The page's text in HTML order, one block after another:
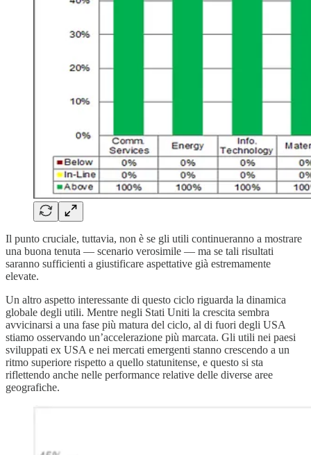
Il punto cruciale, tuttavia, non è se gli utili continueranno a mostrare
una buona tenuta — scenario verosimile — ma se tali risultati
saranno sufficienti a giustificare aspettative già estremamente
elevate.
Un altro aspetto interessante di questo ciclo riguarda la dinamica
globale degli utili. Mentre negli Stati Uniti la crescita sembra
avvicinarsi a una fase più matura del ciclo, al di fuori degli USA
stiamo osservando un’accelerazione più marcata. Gli utili nei paesi
sviluppati ex USA e nei mercati emergenti stanno crescendo a un
ritmo superiore rispetto a quello statunitense, e questo si sta
riflettendo anche nelle performance relative delle diverse aree
geografiche.